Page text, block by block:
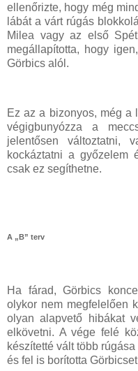
ellenőrizte, hogy még
lábát a várt rúgás
Milea vagy az első
megállapította, hogy
Görbics alól.
Ez az a bizonyos, még a
végigbunyózza a
jelentősen változtatni,
kockáztatni a győzelem
csak ez segíthetne.
A „B” terv
Ha fárad, Görbics
olykor nem megfelelően
olyan alapvető hibákat
elkövetni. A vége felé
készítetté vált több
és fel is borította